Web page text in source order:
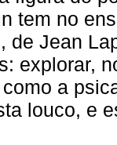
tem no
de Jean
explorar,
a
louco, e